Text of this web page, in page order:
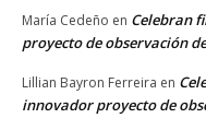
María Cedeño en Celebran
proyecto de observación
Lillian Bayron Ferreira en
innovador proyecto de